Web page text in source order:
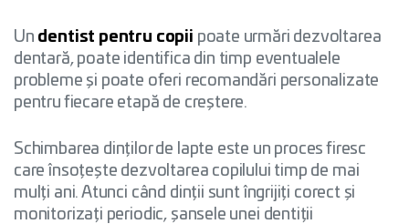
Un dentist pentru copii poate urmări dezvoltarea
dentară, poate identifica din timp eventualele
probleme și poate oferi recomandări personalizate
pentru fiecare etapă de creștere.
Schimbarea dinților de lapte este un proces firesc
care însoțește dezvoltarea copilului timp de mai
mulți ani. Atunci când dinții sunt îngrijiți corect și
monitorizați periodic, șansele unei dentiții